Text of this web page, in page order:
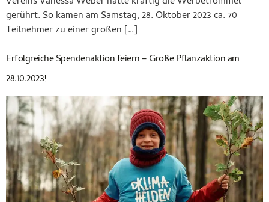
gerührt. So kamen am Samstag, 28. Oktober 2023 ca. 70
Teilnehmer zu einer großen […]
Erfolgreiche Spendenaktion feiern – Große Pflanzaktion am
28.10.2023!